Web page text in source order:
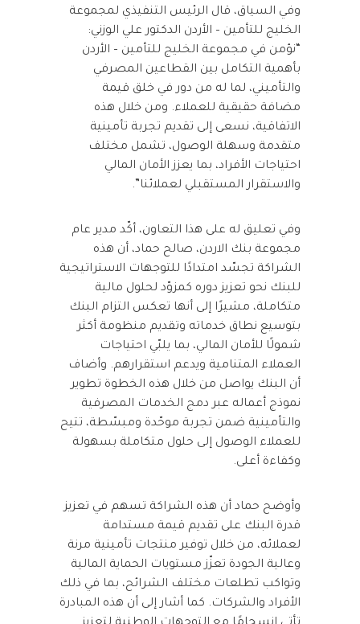
وفي السياق، قال الرئيس التنفيذي لمجموعة
الخليج للتأمين – الأردن الدكتور علي الوزني:
“نؤمن في مجموعة الخليج للتأمين – الأردن
بأهمية التكامل بين القطاعين المصرفي
والتأميني، لما له من دور في خلق قيمة
مضافة حقيقية للعملاء. ومن خلال هذه
الاتفاقية، نسعى إلى تقديم تجربة تأمينية
متقدمة وسهلة الوصول، تشمل مختلف
احتياجات الأفراد، بما يعزز الأمان المالي
والاستقرار المستقبلي لعملائنا”.
وفي تعليق له على هذا التعاون، أكّد مدير عام
مجموعة بنك الاردن، صالح حماد، أن هذه
الشراكة تجسّد امتدادًا للتوجهات الاستراتيجية
للبنك نحو تعزيز دوره كمزوّد لحلول مالية
متكاملة، مشيرًا إلى أنها تعكس التزام البنك
بتوسيع نطاق خدماته وتقديم منظومة أكثر
شمولًا للأمان المالي، بما يلبّي احتياجات
العملاء المتنامية ويدعم استقرارهم. وأضاف
أن البنك يواصل من خلال هذه الخطوة تطوير
نموذج أعماله عبر دمج الخدمات المصرفية
والتأمينية ضمن تجربة موحّدة ومبسّطة، تتيح
للعملاء الوصول إلى حلول متكاملة بسهولة
وكفاءة أعلى.
وأوضح حماد أن هذه الشراكة تسهم في تعزيز
قدرة البنك على تقديم قيمة مستدامة
لعملائه، من خلال توفير منتجات تأمينية مرنة
وعالية الجودة تعزّز مستويات الحماية المالية
وتواكب تطلعات مختلف الشرائح، بما في ذلك
الأفراد والشركات. كما أشار إلى أن هذه المبادرة